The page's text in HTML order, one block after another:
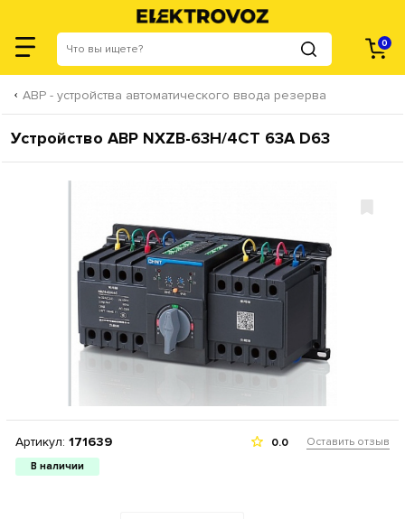
0
АВР - устройства автоматического ввода резерва
Устройство АВР NXZB-63H/4CT 63A D63
Артикул: 171639
В наличии
0.0 Оставить отзыв